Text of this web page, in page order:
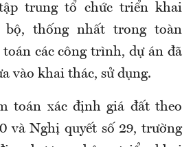
trung tổ chức triển khai
bộ, thống nhất trong toàn
các công trình, dự án đã
vào khai thác, sử dụng.
toán xác định giá đất theo
và Nghị quyết số 29, trường